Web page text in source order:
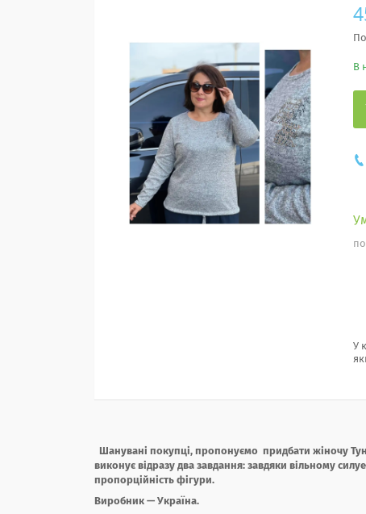
В
У
Шанувані покупці, пропонуємо придбати жіночу
виконує відразу два завдання: завдяки вільному
пропорційність фігури.
Виробник — Україна.